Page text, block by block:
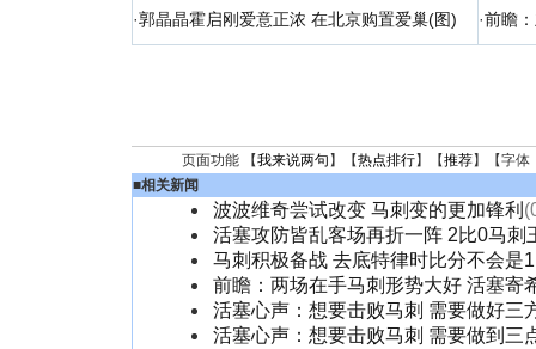
·郭晶晶霍启刚爱意正浓 在北京购置爱巢(图)
·前瞻
页面功能 【我来说两句 】【热点排行】【推荐】【字体
■相关新闻
波波维奇尝试改变 马刺变的更加锋利
活塞攻防皆乱客场再折一阵 2比0马刺
马刺积极备战 去底特律时比分不会是
前瞻：两场在手马刺形势大好 活塞寄
活塞心声：想要击败马刺 需要做好三
活塞心声：想要击败马刺 需要做到三